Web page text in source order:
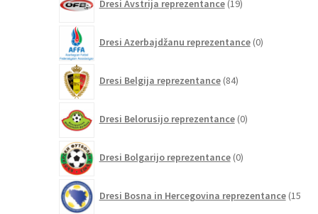
Dresi Avstrija reprezentance 19izdelkov
Dresi Azerbajdžanu reprezentance 0izdelkov
Dresi Belgija reprezentance 84izdelkov
Dresi Belorusijo reprezentance 0izdelkov
Dresi Bolgarijo reprezentance 0izdelkov
Dresi Bosna in Hercegovina reprezentance 15